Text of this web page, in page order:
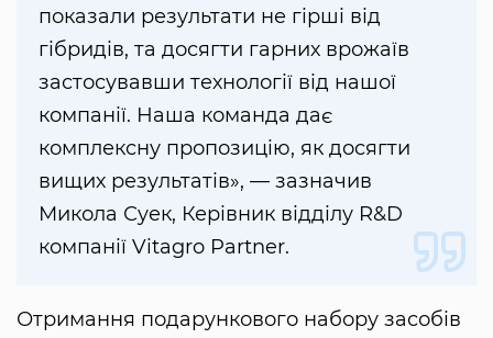
показали результати не гірші від
гібридів, та досягти гарних врожаїв
застосувавши технології від нашої
компанії. Наша команда дає
комплексну пропозицію, як досягти
вищих результатів», — зазначив
Микола Суек, Керівник відділу R&D
компанії Vitagro Partner.
Отримання подарункового набору засобів